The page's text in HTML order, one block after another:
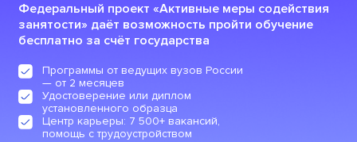
Федеральный проект «Активные меры содействия
занятости» даёт возможность пройти обучение
бесплатно за счёт государства
Программы от ведущих вузов России
— от 2 месяцев
Удостоверение или диплом
установленного образца
Центр карьеры: 7 500+ вакансий,
помощь с трудоустройством